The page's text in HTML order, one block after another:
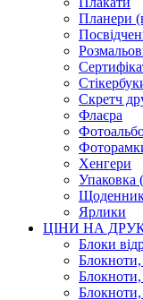
Планери
Скретч
Флаєра
Хенгери
Упаковка
Ярлики
ЦІНИ НА
Блоки
Блокноти,